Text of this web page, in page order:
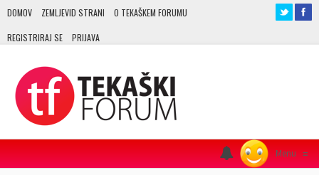
DOMOV ZEMLJEVID STRANI O TEKAŠKEM FORUMU
REGISTRIRAJ SE PRIJAVA
Menu ≡